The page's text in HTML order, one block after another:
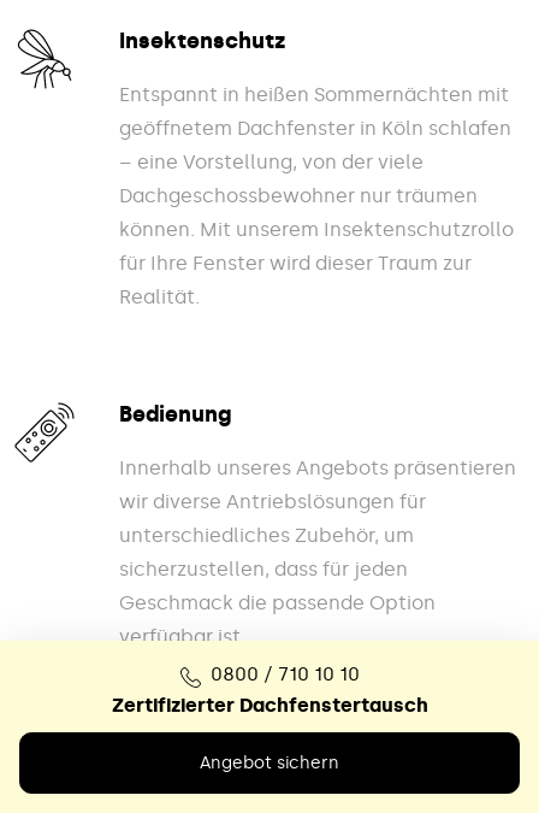
Insektenschutz
Entspannt in heißen Sommernächten mit
geöffnetem Dachfenster in Köln schlafen
– eine Vorstellung, von der viele
Dachgeschossbewohner nur träumen
können. Mit unserem Insektenschutzrollo
für Ihre Fenster wird dieser Traum zur
Realität.
Bedienung
Innerhalb unseres Angebots präsentieren
wir diverse Antriebslösungen für
unterschiedliches Zubehör, um
sicherzustellen, dass für jeden
Geschmack die passende Option
verfügbar ist.
0800 / 710 10 10
Zertifizierter Dachfenstertausch
Angebot sichern